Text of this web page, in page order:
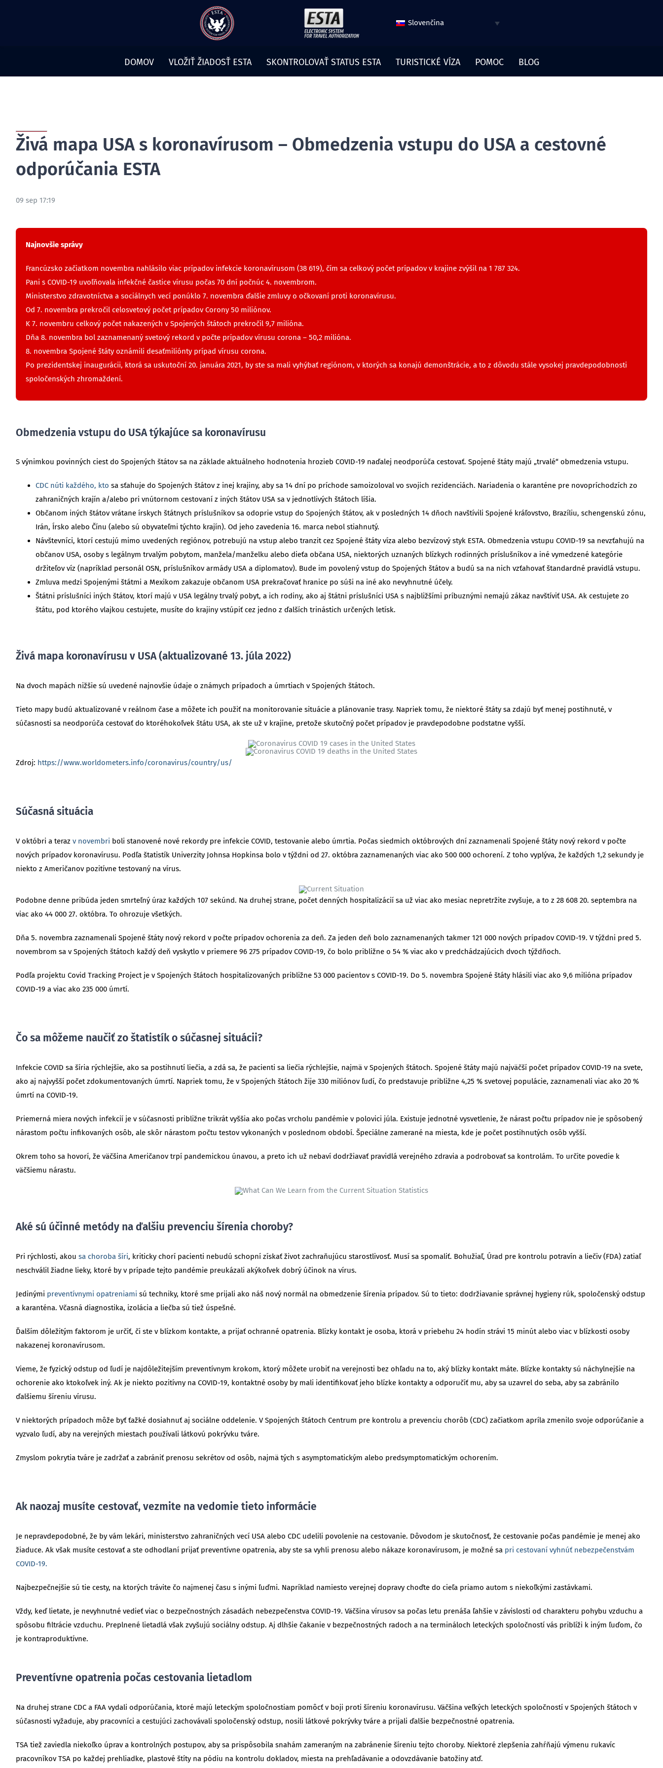
Slovenčina
DOMOV VLOŽIŤ ŽIADOSŤ ESTA SKONTROLOVAŤ STATUS ESTA TURISTICKÉ VÍZA POMOC BLOG
Živá mapa USA s koronavírusom – Obmedzenia vstupu do USA a cestovné
odporúčania ESTA
09 sep 17:19
Najnovšie správy
Francúzsko začiatkom novembra nahlásilo viac prípadov infekcie koronavírusom (38 619), čím sa celkový počet prípadov v krajine zvýšil na 1 787 324.
Pani s COVID-19 uvoľňovala infekčné častice vírusu počas 70 dní počnúc 4. novembrom.
Ministerstvo zdravotníctva a sociálnych vecí ponúklo 7. novembra ďalšie zmluvy o očkovaní proti koronavírusu.
Od 7. novembra prekročil celosvetový počet prípadov Corony 50 miliónov.
K 7. novembru celkový počet nakazených v Spojených štátoch prekročil 9,7 milióna.
Dňa 8. novembra bol zaznamenaný svetový rekord v počte prípadov vírusu corona – 50,2 milióna.
8. novembra Spojené štáty oznámili desaťmiliónty prípad vírusu corona.
Po prezidentskej inaugurácii, ktorá sa uskutoční 20. januára 2021, by ste sa mali vyhýbať regiónom, v ktorých sa konajú demonštrácie, a to z dôvodu stále vysokej pravdepodobnosti
spoločenských zhromaždení.
Obmedzenia vstupu do USA týkajúce sa koronavírusu
S výnimkou povinných ciest do Spojených štátov sa na základe aktuálneho hodnotenia hrozieb COVID-19 naďalej neodporúča cestovať. Spojené štáty majú „trvalé“ obmedzenia vstupu.
CDC núti každého, kto sa sťahuje do Spojených štátov z inej krajiny, aby sa 14 dní po príchode samoizoloval vo svojich rezidenciách. Nariadenia o karanténe pre novopríchodzích zo
zahraničných krajín a/alebo pri vnútornom cestovaní z iných štátov USA sa v jednotlivých štátoch líšia.
Občanom iných štátov vrátane írskych štátnych príslušníkov sa odoprie vstup do Spojených štátov, ak v posledných 14 dňoch navštívili Spojené kráľovstvo, Brazíliu, schengenskú zónu,
Irán, Írsko alebo Čínu (alebo sú obyvateľmi týchto krajín). Od jeho zavedenia 16. marca nebol stiahnutý.
Návštevníci, ktorí cestujú mimo uvedených regiónov, potrebujú na vstup alebo tranzit cez Spojené štáty víza alebo bezvízový styk ESTA. Obmedzenia vstupu COVID-19 sa nevzťahujú na
občanov USA, osoby s legálnym trvalým pobytom, manžela/manželku alebo dieťa občana USA, niektorých uznaných blízkych rodinných príslušníkov a iné vymedzené kategórie
držiteľov víz (napríklad personál OSN, príslušníkov armády USA a diplomatov). Bude im povolený vstup do Spojených štátov a budú sa na nich vzťahovať štandardné pravidlá vstupu.
Zmluva medzi Spojenými štátmi a Mexikom zakazuje občanom USA prekračovať hranice po súši na iné ako nevyhnutné účely.
Štátni príslušníci iných štátov, ktorí majú v USA legálny trvalý pobyt, a ich rodiny, ako aj štátni príslušníci USA s najbližšími príbuznými nemajú zákaz navštíviť USA. Ak cestujete zo
štátu, pod ktorého vlajkou cestujete, musíte do krajiny vstúpiť cez jedno z ďalších trinástich určených letísk.
Živá mapa koronavírusu v USA (aktualizované 13. júla 2022)
Na dvoch mapách nižšie sú uvedené najnovšie údaje o známych prípadoch a úmrtiach v Spojených štátoch.
Tieto mapy budú aktualizované v reálnom čase a môžete ich použiť na monitorovanie situácie a plánovanie trasy. Napriek tomu, že niektoré štáty sa zdajú byť menej postihnuté, v
súčasnosti sa neodporúča cestovať do ktoréhokoľvek štátu USA, ak ste už v krajine, pretože skutočný počet prípadov je pravdepodobne podstatne vyšší.
Zdroj: https://www.worldometers.info/coronavirus/country/us/
Súčasná situácia
V októbri a teraz v novembri boli stanovené nové rekordy pre infekcie COVID, testovanie alebo úmrtia. Počas siedmich októbrových dní zaznamenali Spojené štáty nový rekord v počte
nových prípadov koronavírusu. Podľa štatistík Univerzity Johnsa Hopkinsa bolo v týždni od 27. októbra zaznamenaných viac ako 500 000 ochorení. Z toho vyplýva, že každých 1,2 sekundy je
niekto z Američanov pozitívne testovaný na vírus.
Podobne denne pribúda jeden smrteľný úraz každých 107 sekúnd. Na druhej strane, počet denných hospitalizácií sa už viac ako mesiac nepretržite zvyšuje, a to z 28 608 20. septembra na
viac ako 44 000 27. októbra. To ohrozuje všetkých.
Dňa 5. novembra zaznamenali Spojené štáty nový rekord v počte prípadov ochorenia za deň. Za jeden deň bolo zaznamenaných takmer 121 000 nových prípadov COVID-19. V týždni pred 5.
novembrom sa v Spojených štátoch každý deň vyskytlo v priemere 96 275 prípadov COVID-19, čo bolo približne o 54 % viac ako v predchádzajúcich dvoch týždňoch.
Podľa projektu Covid Tracking Project je v Spojených štátoch hospitalizovaných približne 53 000 pacientov s COVID-19. Do 5. novembra Spojené štáty hlásili viac ako 9,6 milióna prípadov
COVID-19 a viac ako 235 000 úmrtí.
Čo sa môžeme naučiť zo štatistík o súčasnej situácii?
Infekcie COVID sa šíria rýchlejšie, ako sa postihnutí liečia, a zdá sa, že pacienti sa liečia rýchlejšie, najmä v Spojených štátoch. Spojené štáty majú najväčší počet prípadov COVID-19 na svete,
ako aj najvyšší počet zdokumentovaných úmrtí. Napriek tomu, že v Spojených štátoch žije 330 miliónov ľudí, čo predstavuje približne 4,25 % svetovej populácie, zaznamenali viac ako 20 %
úmrtí na COVID-19.
Priemerná miera nových infekcií je v súčasnosti približne trikrát vyššia ako počas vrcholu pandémie v polovici júla. Existuje jednotné vysvetlenie, že nárast počtu prípadov nie je spôsobený
nárastom počtu infikovaných osôb, ale skôr nárastom počtu testov vykonaných v poslednom období. Špeciálne zamerané na miesta, kde je počet postihnutých osôb vyšší.
Okrem toho sa hovorí, že väčšina Američanov trpí pandemickou únavou, a preto ich už nebaví dodržiavať pravidlá verejného zdravia a podrobovať sa kontrolám. To určite povedie k
väčšiemu nárastu.
Aké sú účinné metódy na ďalšiu prevenciu šírenia choroby?
Pri rýchlosti, akou sa choroba šíri, kriticky chorí pacienti nebudú schopní získať život zachraňujúcu starostlivosť. Musí sa spomaliť. Bohužiaľ, Úrad pre kontrolu potravín a liečiv (FDA) zatiaľ
neschválil žiadne lieky, ktoré by v prípade tejto pandémie preukázali akýkoľvek dobrý účinok na vírus.
Jedinými preventívnymi opatreniami sú techniky, ktoré sme prijali ako náš nový normál na obmedzenie šírenia prípadov. Sú to tieto: dodržiavanie správnej hygieny rúk, spoločenský odstup
a karanténa. Včasná diagnostika, izolácia a liečba sú tiež úspešné.
Ďalším dôležitým faktorom je určiť, či ste v blízkom kontakte, a prijať ochranné opatrenia. Blízky kontakt je osoba, ktorá v priebehu 24 hodín strávi 15 minút alebo viac v blízkosti osoby
nakazenej koronavírusom.
Vieme, že fyzický odstup od ľudí je najdôležitejším preventívnym krokom, ktorý môžete urobiť na verejnosti bez ohľadu na to, aký blízky kontakt máte. Blízke kontakty sú náchylnejšie na
ochorenie ako ktokoľvek iný. Ak je niekto pozitívny na COVID-19, kontaktné osoby by mali identifikovať jeho blízke kontakty a odporučiť mu, aby sa uzavrel do seba, aby sa zabránilo
ďalšiemu šíreniu vírusu.
V niektorých prípadoch môže byť ťažké dosiahnuť aj sociálne oddelenie. V Spojených štátoch Centrum pre kontrolu a prevenciu chorôb (CDC) začiatkom apríla zmenilo svoje odporúčanie a
vyzvalo ľudí, aby na verejných miestach používali látkovú pokrývku tváre.
Zmyslom pokrytia tváre je zadržať a zabrániť prenosu sekrétov od osôb, najmä tých s asymptomatickým alebo predsymptomatickým ochorením.
Ak naozaj musíte cestovať, vezmite na vedomie tieto informácie
Je nepravdepodobné, že by vám lekári, ministerstvo zahraničných vecí USA alebo CDC udelili povolenie na cestovanie. Dôvodom je skutočnosť, že cestovanie počas pandémie je menej ako
žiaduce. Ak však musíte cestovať a ste odhodlaní prijať preventívne opatrenia, aby ste sa vyhli prenosu alebo nákaze koronavírusom, je možné sa pri cestovaní vyhnúť nebezpečenstvám
COVID-19.
Najbezpečnejšie sú tie cesty, na ktorých trávite čo najmenej času s inými ľuďmi. Napríklad namiesto verejnej dopravy choďte do cieľa priamo autom s niekoľkými zastávkami.
Vždy, keď lietate, je nevyhnutné vedieť viac o bezpečnostných zásadách nebezpečenstva COVID-19. Väčšina vírusov sa počas letu prenáša ľahšie v závislosti od charakteru pohybu vzduchu a
spôsobu filtrácie vzduchu. Preplnené lietadlá však zvyšujú sociálny odstup. Aj dlhšie čakanie v bezpečnostných radoch a na termináloch leteckých spoločností vás priblíži k iným ľuďom, čo
je kontraproduktívne.
Preventívne opatrenia počas cestovania lietadlom
Na druhej strane CDC a FAA vydali odporúčania, ktoré majú leteckým spoločnostiam pomôcť v boji proti šíreniu koronavírusu. Väčšina veľkých leteckých spoločností v Spojených štátoch v
súčasnosti vyžaduje, aby pracovníci a cestujúci zachovávali spoločenský odstup, nosili látkové pokrývky tváre a prijali ďalšie bezpečnostné opatrenia.
TSA tiež zaviedla niekoľko úprav a kontrolných postupov, aby sa prispôsobila snahám zameraným na zabránenie šíreniu tejto choroby. Niektoré zlepšenia zahŕňajú výmenu rukavíc
pracovníkov TSA po každej prehliadke, plastové štíty na pódiu na kontrolu dokladov, miesta na prehľadávanie a odovzdávanie batožiny atď.